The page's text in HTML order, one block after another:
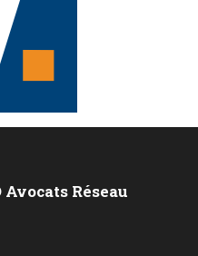
Avocats Réseau